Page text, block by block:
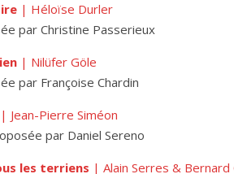
| Héloïse Durler
par Christine Passerieux
| Nilüfer Göle
par Françoise Chardin
| Jean-Pierre Siméon
par Daniel Sereno
les terriens | Alain Serres & Bernard